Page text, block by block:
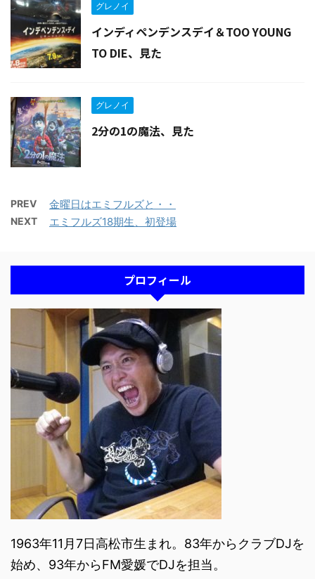
グレノイ
インディペンデンスデイ＆TOO YOUNG
TO DIE、見た
グレノイ
2分の1の魔法、見た
PREV 金曜日はエミフルズと・・
NEXT エミフルズ18期生、初登場
プロフィール
1963年11月7日高松市生まれ。83年からクラブDJを
始め、93年からFM愛媛でDJを担当。